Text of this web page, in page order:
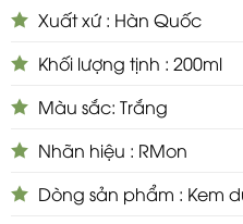
Xuất xứ : Hàn Quốc
Khối lượng tịnh : 200ml
Màu sắc: Trắng
Nhãn hiệu : RMon
Dòng sản phẩm : Kem